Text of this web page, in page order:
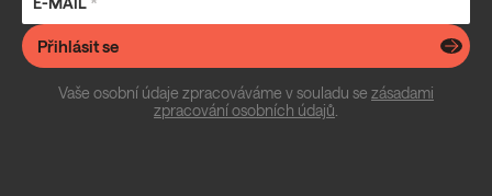
Přihlásit se
Vaše osobní údaje zpracováváme v souladu se zásadami
zpracování osobních údajů